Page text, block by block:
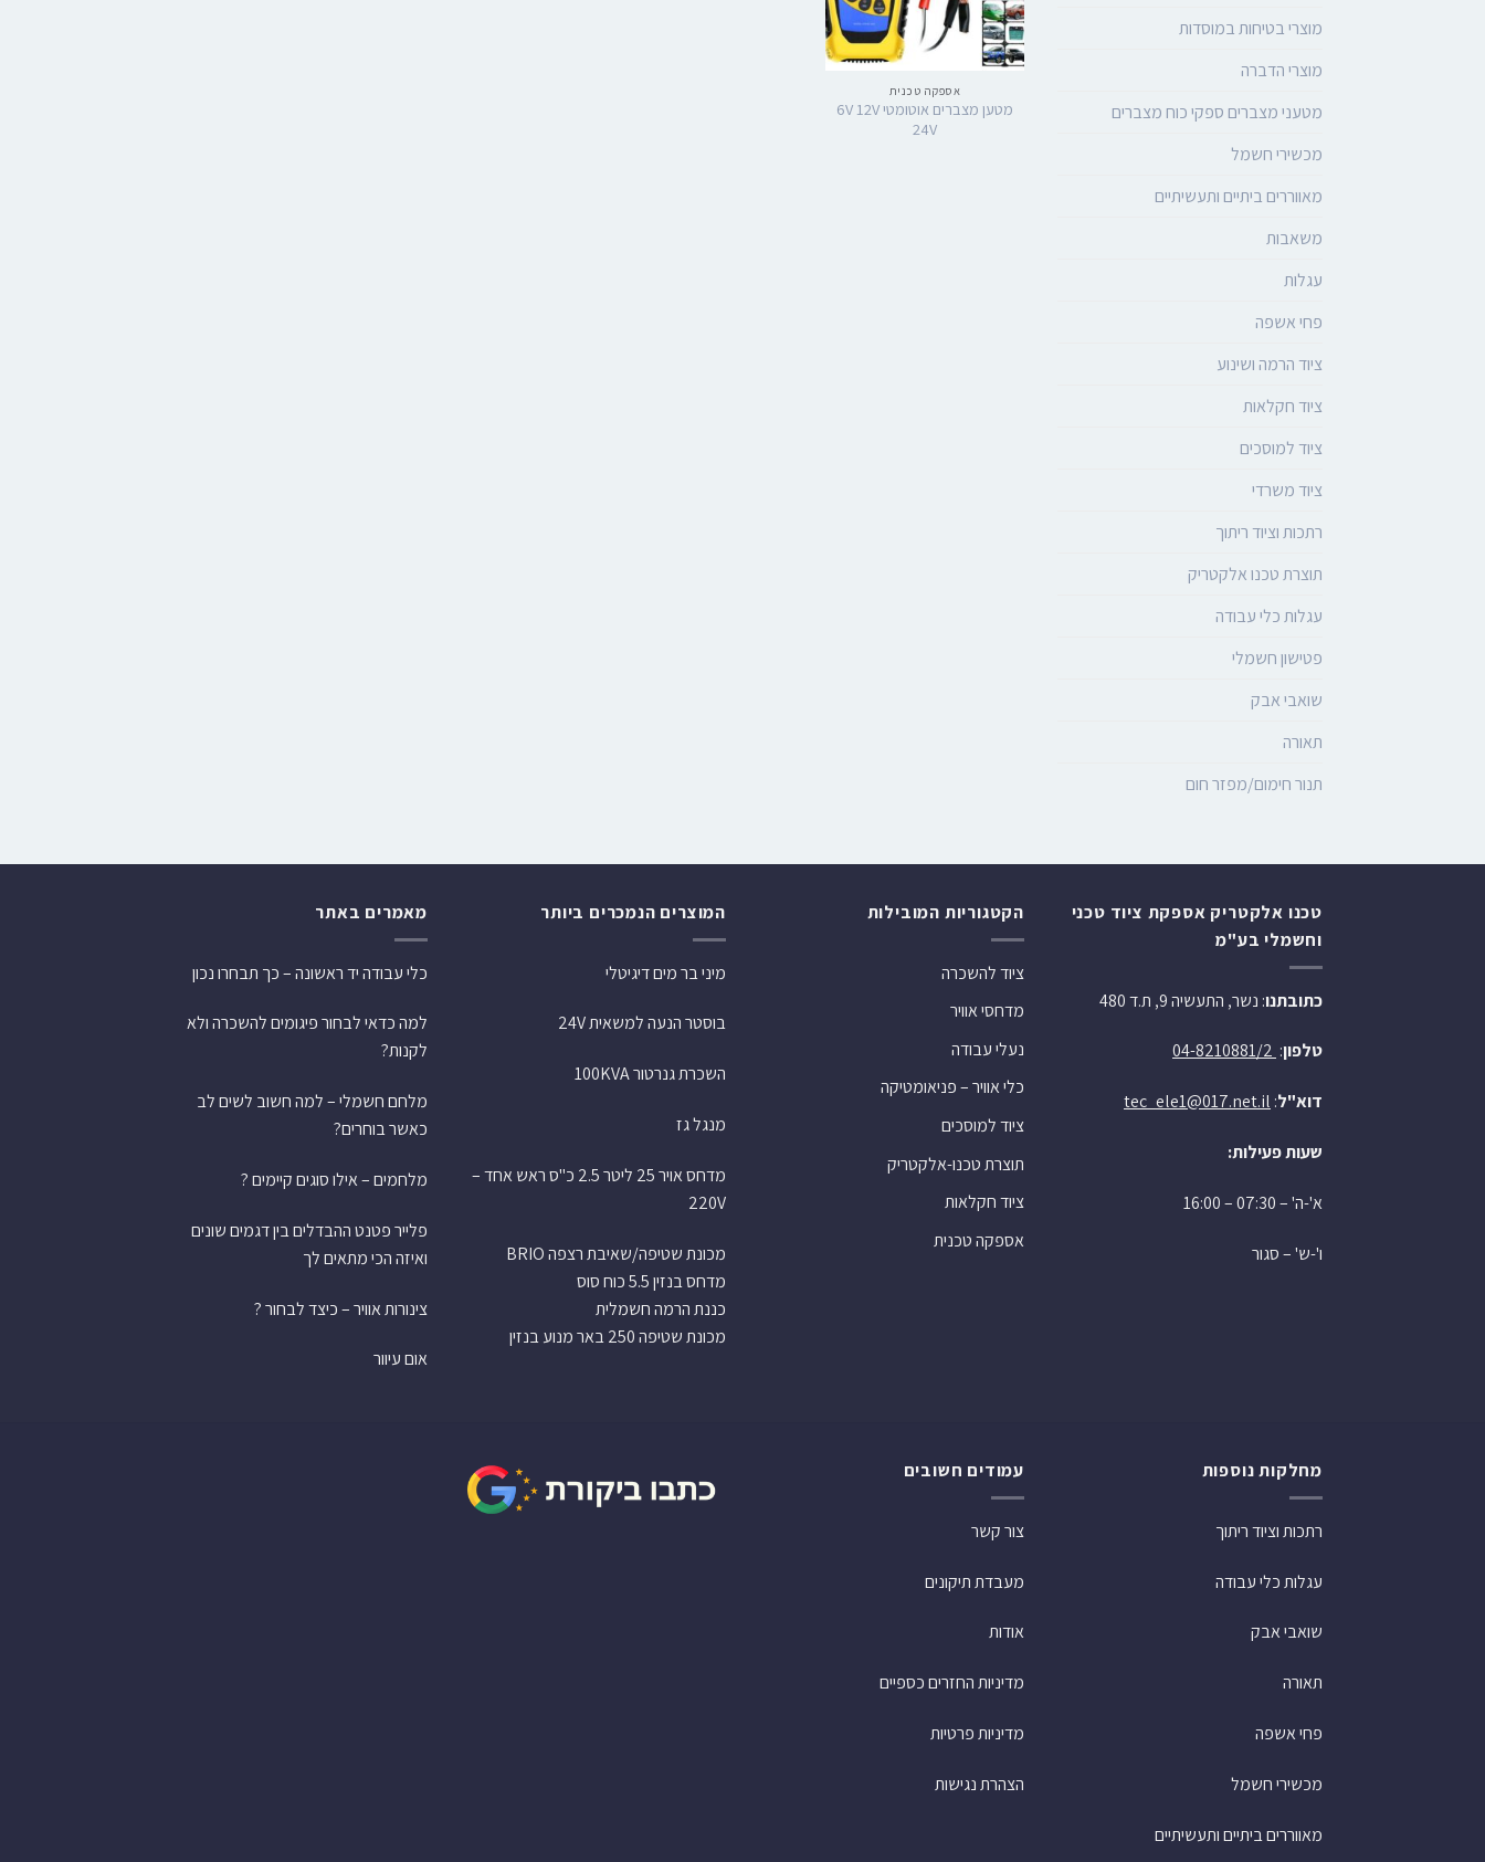
מוצרי בטיחות במוסדות
מוצרי הדברה
מטעני מצברים ספקי כוח מצברים
מכשירי חשמל
מאווררים ביתיים ותעשיתיים
משאבות
עגלות
פחי אשפה
ציוד הרמה ושינוע
ציוד חקלאות
ציוד למוסכים
ציוד משרדי
רתכות וציוד ריתוך
תוצרת טכנו אלקטריק
עגלות כלי עבודה
פטישון חשמלי
שואבי אבק
תאורה
תנור חימום/מפזר חום
אספקה טכנית
מטען מצברים אוטומטי 6V 12V
24V
טכנו אלקטריק אספקת ציוד טכני
וחשמלי בע"מ
כתובתנו: נשר, התעשיה 9, ת.ד 480
טלפון:
דוא"ל:
tec_ele1@017.net.il
שעות פעילות:
א'-ה' – 07:30 – 16:00
ו'-ש' – סגור
הקטגוריות המובילות
ציוד להשכרה
מדחסי אוויר
נעלי עבודה
כלי אוויר – פניאומטיקה
ציוד למוסכים
תוצרת טכנו-אלקטריק
ציוד חקלאות
אספקה טכנית
המוצרים הנמכרים ביותר
מיני בר מים דיגיטלי
בוסטר הנעה למשאית 24V
השכרת גנרטור 100KVA
מנגל גז
מדחס אויר 25 ליטר 2.5 כ"ס ראש אחד –
220V
מכונת שטיפה/שאיבת רצפה BRIO
מדחס בנזין 5.5 כוח סוס
כננת הרמה חשמלית
מכונת שטיפה 250 באר מנוע בנזין
מאמרים באתר
כלי עבודה יד ראשונה – כך תבחרו נכון
למה כדאי לבחור פיגומים להשכרה ולא
לקנות?
מלחם חשמלי – למה חשוב לשים לב
כאשר בוחרים?
מלחמים – אילו סוגים קיימים ?
פלייר פטנט ההבדלים בין דגמים שונים
ואיזה הכי מתאים לך
צינורות אוויר – כיצד לבחור ?
אום עיוור
מחלקות נוספות
רתכות וציוד ריתוך
עגלות כלי עבודה
שואבי אבק
תאורה
פחי אשפה
מכשירי חשמל
מאווררים ביתיים ותעשיתיים
עמודים חשובים
צור קשר
מעבדת תיקונים
אודות
מדיניות החזרים כספיים
מדיניות פרטיות
הצהרת נגישות